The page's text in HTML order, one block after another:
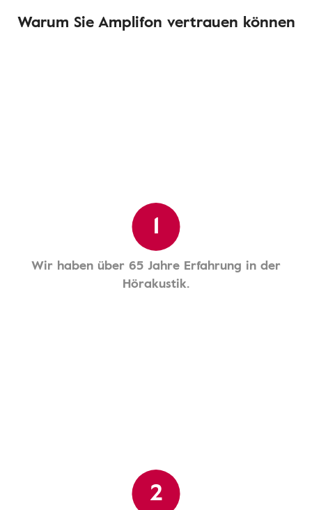
Warum Sie Amplifon vertrauen können
1
Wir haben über 65 Jahre Erfahrung in der
Hörakustik.
2